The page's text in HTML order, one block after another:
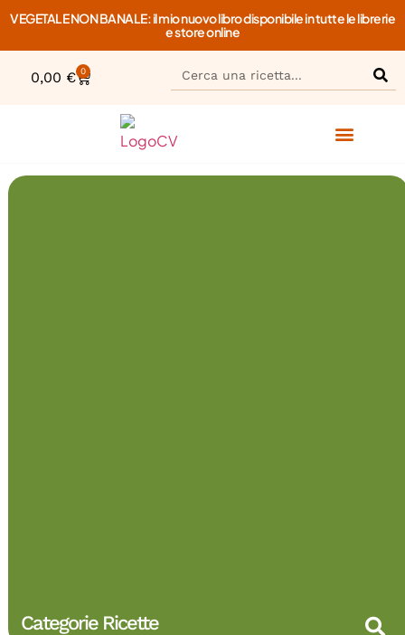
VEGETALE NON BANALE: il mio nuovo libro disponibile in tutte le librerie
e store online
0,00 € 0
Categorie Ricette